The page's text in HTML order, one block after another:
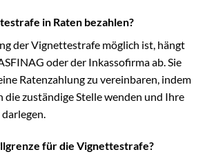
in Raten bezahlen?
der Vignettestrafe möglich ist, hängt
oder der Inkassofirma ab. Sie
Ratenzahlung zu vereinbaren, indem
die zuständige Stelle wenden und Ihre
für die Vignettestrafe?